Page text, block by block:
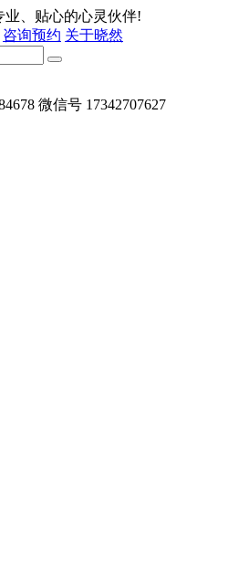
业、贴心的心灵伙伴!
咨询预约 关于晓然
微信号 17342707627